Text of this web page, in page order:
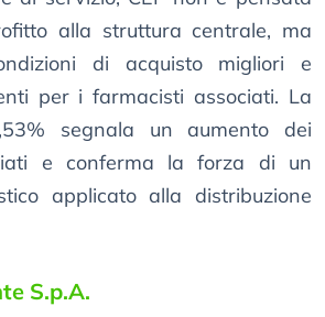
alla struttura centrale, ma
di acquisto migliori e
per i farmacisti associati. La
segnala un aumento dei
e conferma la forza di un
applicato alla distribuzione
S.p.A.